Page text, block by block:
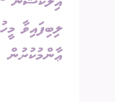
ލިބިފައިވާ
ޢާންމުކުރުން